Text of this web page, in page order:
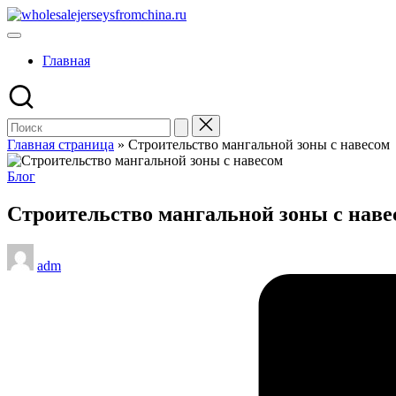
Перейти
к
Главная
Главная страница » Строительство мангальной зоны с навесом
Опубликовано
Блог
Строительство мангальной зоны с
Запись
от
adm